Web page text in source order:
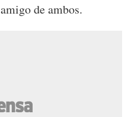
amigo de ambos.